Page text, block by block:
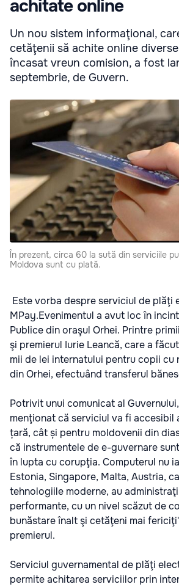
achitate online
Un nou sistem informaţional,
cetăţenii să achite online
încasat vreun comision, a fost
septembrie, de Guvern.
În prezent, circa 60 la sută din serviciile
Moldova sunt cu plată.
Este vorba despre serviciul de plăţi
MPay.Evenimentul a avut loc în
Publice din oraşul Orhei. Printre
şi premierul Iurie Leancă, care a
mii de lei internatului pentru copii cu
din Orhei, efectuând transferul
Potrivit unui comunicat al
menţionat că serviciul va fi accesibil
țară, cât și pentru moldovenii din
că instrumentele de e-guvernare
în lupta cu corupţia. Computerul nu
Estonia, Singapore, Malta, Austria,
tehnologiile moderne, au
performante, cu un nivel scăzut de
bunăstare înalt şi cetăţeni mai
premierul.
Serviciul guvernamental de plăţi
permite achitarea serviciilor prin